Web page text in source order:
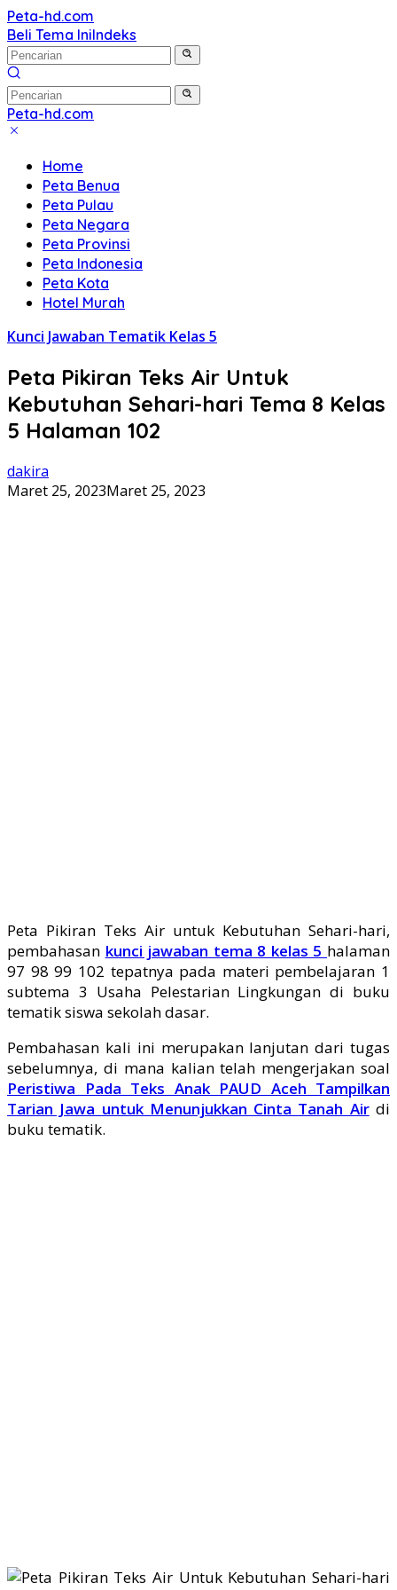
Langsung
ke
konten
Peta-hd.com
Kumpulan
Gambar
Peta
HD
Beli Tema IniIndeks
Peta-hd.com
Kumpulan
Peta
HD
Home
Peta Benua
Peta Pulau
Peta Negara
Peta Provinsi
Peta Indonesia
Peta Kota
Hotel Murah
Kunci Jawaban Tematik Kelas 5
Peta Pikiran Teks Air Untuk
Kebutuhan Sehari-hari Tema 8 Kelas
5 Halaman 102
dakira
Maret 25, 2023Maret 25, 2023
Peta Pikiran Teks Air untuk Kebutuhan Sehari-hari,
pembahasan kunci jawaban tema 8 kelas 5 halaman
97 98 99 102 tepatnya pada materi pembelajaran 1
subtema 3 Usaha Pelestarian Lingkungan di buku
tematik siswa sekolah dasar.
Pembahasan kali ini merupakan lanjutan dari tugas
sebelumnya, di mana kalian telah mengerjakan soal
Peristiwa Pada Teks Anak PAUD Aceh Tampilkan
Tarian Jawa untuk Menunjukkan Cinta Tanah Airdi
buku tematik.